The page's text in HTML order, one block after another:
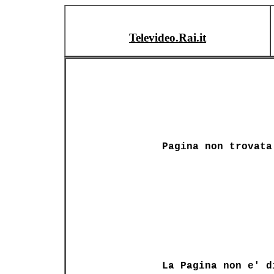
Televideo.Rai.it
Pagina non trovata
La Pagina non e'